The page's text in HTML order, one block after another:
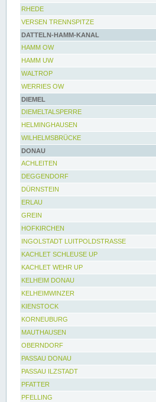
RHEDE
VERSEN TRENNSPITZE
DATTELN-HAMM-KANAL
HAMM OW
HAMM UW
WALTROP
WERRIES OW
DIEMEL
DIEMELTALSPERRE
HELMINGHAUSEN
WILHELMSBRÜCKE
DONAU
ACHLEITEN
DEGGENDORF
DÜRNSTEIN
ERLAU
GREIN
HOFKIRCHEN
INGOLSTADT LUITPOLDSTRASSE
KACHLET SCHLEUSE UP
KACHLET WEHR UP
KELHEIM DONAU
KELHEIMWINZER
KIENSTOCK
KORNEUBURG
MAUTHAUSEN
OBERNDORF
PASSAU DONAU
PASSAU ILZSTADT
PFATTER
PFELLING